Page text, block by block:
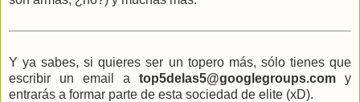
Y ya sabes, si quieres ser un topero más, sólo tienes que
escribir un email a top5delas5@googlegroups.com y
entrarás a formar parte de esta sociedad de elite (xD).